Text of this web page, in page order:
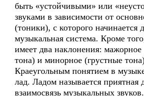
быть «устойчивыми» или
звуками в зависимости от
(тоники), с которого начинается
музыкальная система. Кроме
имеет два наклонения: мажорное
тона) и минорное (грустные
Краеугольным понятием в
лад. Ладом называется приятная
взаимосвязь музыкальных